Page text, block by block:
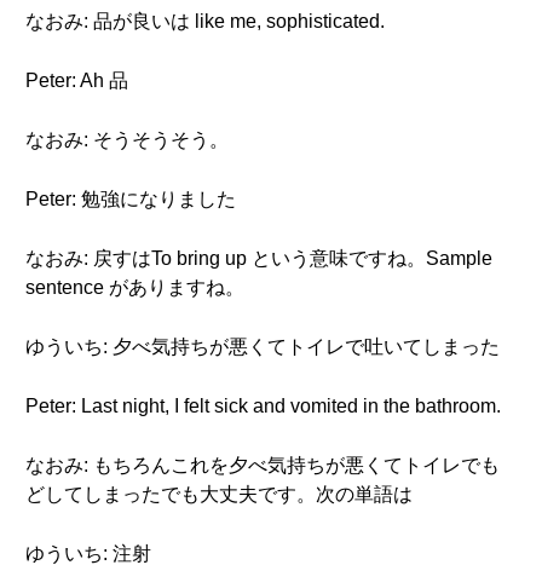
なおみ: 品が良いは like me, sophisticated.
Peter: Ah 品
なおみ: そうそうそう。
Peter: 勉強になりました
なおみ: 戻すはTo bring up という意味ですね。Sample
sentence がありますね。
ゆういち: 夕べ気持ちが悪くてトイレで吐いてしまった
Peter: Last night, I felt sick and vomited in the bathroom.
なおみ: もちろんこれを夕べ気持ちが悪くてトイレでも
どしてしまったでも大丈夫です。次の単語は
ゆういち: 注射